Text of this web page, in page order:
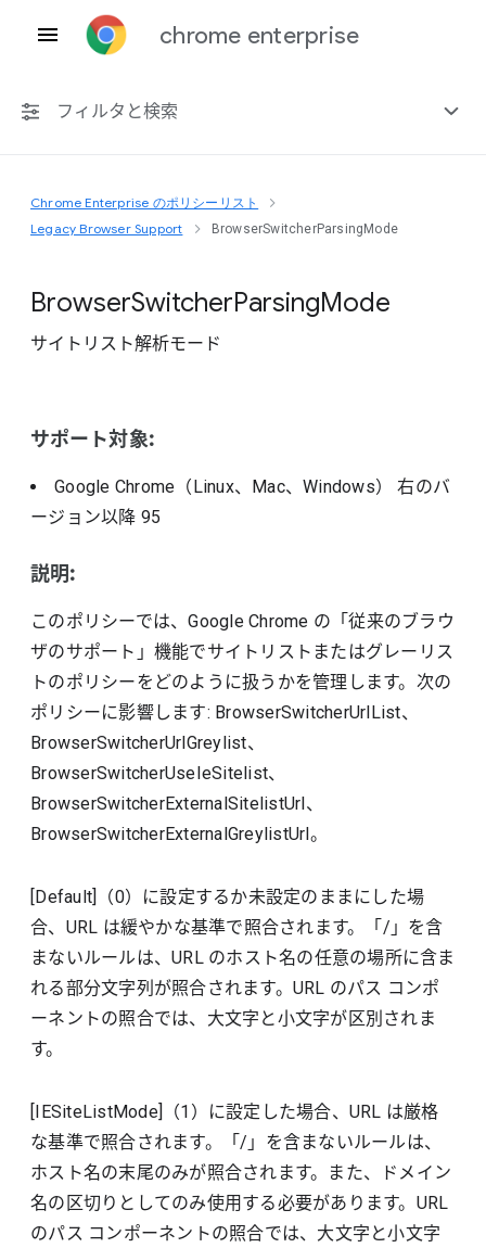
chrome enterprise
フィルタと検索
プラットフォーム共通
Chrome Enterprise のポリシーリスト
Legacy Browser Support
BrowserSwitcherParsingMode
BrowserSwitcherParsingMode
サイトリスト解析モード
サポート対象:
Google Chrome（Linux、Mac、Windows）右のバ
ージョン以降 95
説明:
このポリシーでは、Google Chrome の「従来のブラウ
ザのサポート」機能でサイトリストまたはグレーリス
トのポリシーをどのように扱うかを管理します。次の
ポリシーに影響します: BrowserSwitcherUrlList、
BrowserSwitcherUrlGreylist、
BrowserSwitcherUseIeSitelist、
BrowserSwitcherExternalSitelistUrl、
BrowserSwitcherExternalGreylistUrl。
[Default]（0）に設定するか未設定のままにした場
合、URL は緩やかな基準で照合されます。「/」を含
まないルールは、URL のホスト名の任意の場所に含ま
れる部分文字列が照合されます。URL のパス コンポ
ーネントの照合では、大文字と小文字が区別されま
す。
[IESiteListMode]（1）に設定した場合、URL は厳格
な基準で照合されます。「/」を含まないルールは、
ホスト名の末尾のみが照合されます。また、ドメイン
名の区切りとしてのみ使用する必要があります。URL
のパス コンポーネントの照合では、大文字と小文字